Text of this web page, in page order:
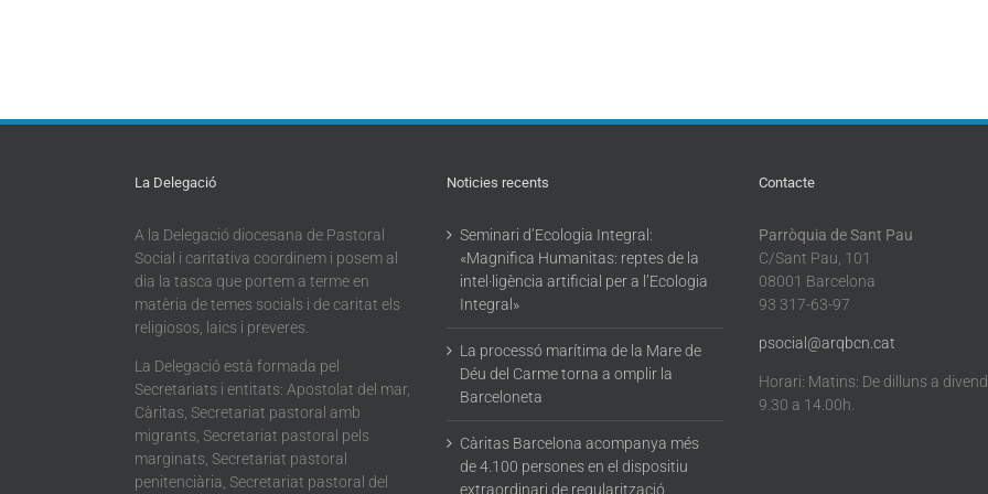
La Delegació
A la Delegació diocesana de Pastoral
Social i caritativa coordinem i posem al
dia la tasca que portem a terme en
matèria de temes socials i de caritat els
religiosos, laics i preveres.
La Delegació està formada pel
Secretariats i entitats: Apostolat del mar,
Càritas, Secretariat pastoral amb
migrants, Secretariat pastoral pels
marginats, Secretariat pastoral
penitenciària, Secretariat pastoral del
Noticies recents
Seminari d’Ecologia Integral:
«Magnifica Humanitas: reptes de la
intel·ligència artificial per a l’Ecologia
Integral»
La processó marítima de la Mare de
Déu del Carme torna a omplir la
Barceloneta
Càritas Barcelona acompanya més
de 4.100 persones en el dispositiu
extraordinari de regularització
Contacte
Parròquia de Sant Pau
C/Sant Pau, 101
08001 Barcelona
93 317-63-97
psocial@arqbcn.cat
Horari: Matins: De dilluns a
9.30 a 14.00h.